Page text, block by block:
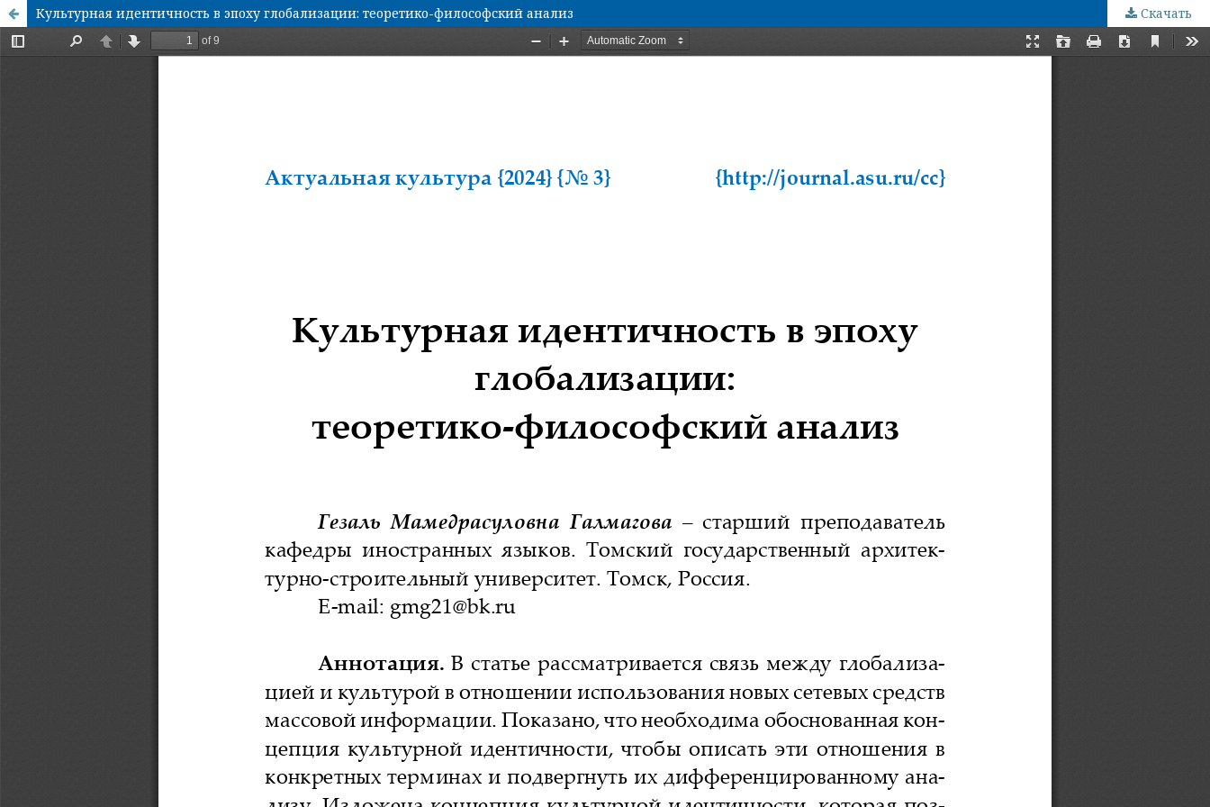
Культурная идентичность в эпоху глобализации: теоретико-философский анализ Скачать